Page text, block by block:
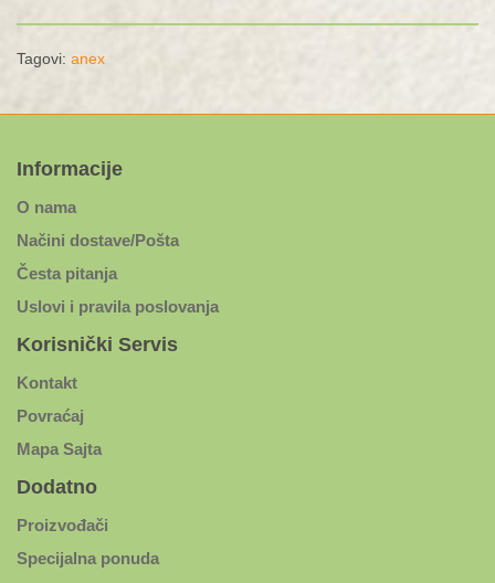
Tagovi: anex
Informacije
O nama
Načini dostave/Pošta
Česta pitanja
Uslovi i pravila poslovanja
Korisnički Servis
Kontakt
Povraćaj
Mapa Sajta
Dodatno
Proizvođači
Specijalna ponuda